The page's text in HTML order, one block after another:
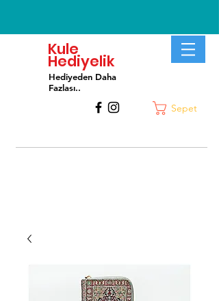
Kule
Hediyelik
Hediyeden Daha
Fazlası..
Sepet